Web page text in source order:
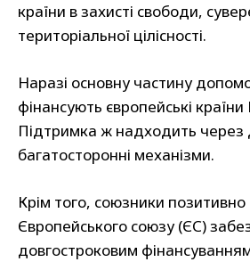
країни в захисті свободи,
територіальної цілісності.
Наразі основну частину
фінансують європейські
Підтримка ж надходить через
багатосторонні механізми.
Крім того, союзники
Європейського союзу (ЄС)
довгостроковим